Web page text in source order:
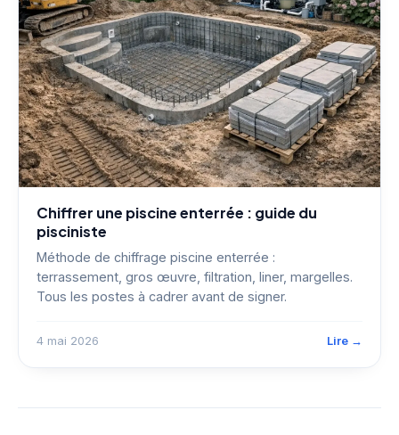
Chiffrer une piscine enterrée : guide du
pisciniste
Méthode de chiffrage piscine enterrée :
terrassement, gros œuvre, filtration, liner, margelles.
Tous les postes à cadrer avant de signer.
4 mai 2026 Lire →